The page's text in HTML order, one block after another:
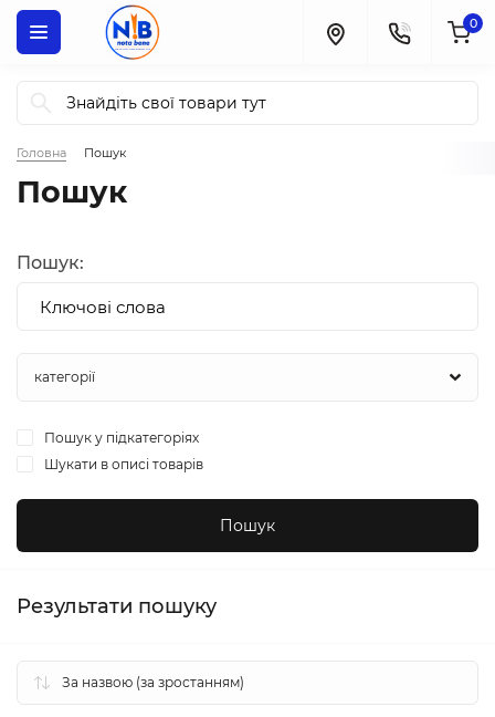
0
Головна Пошук
Пошук
Пошук:
Пошук у підкатегоріях
Шукати в описі товарів
Результати пошуку